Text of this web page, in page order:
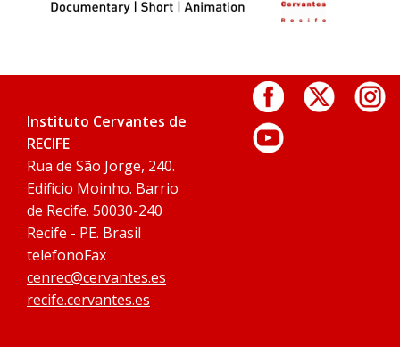
Instituto Cervantes de
RECIFE
Rua de São Jorge, 240.
Edificio Moinho. Barrio
de Recife. 50030-240
Recife - PE. Brasil
telefonoFax
cenrec@cervantes.es
recife.cervantes.es